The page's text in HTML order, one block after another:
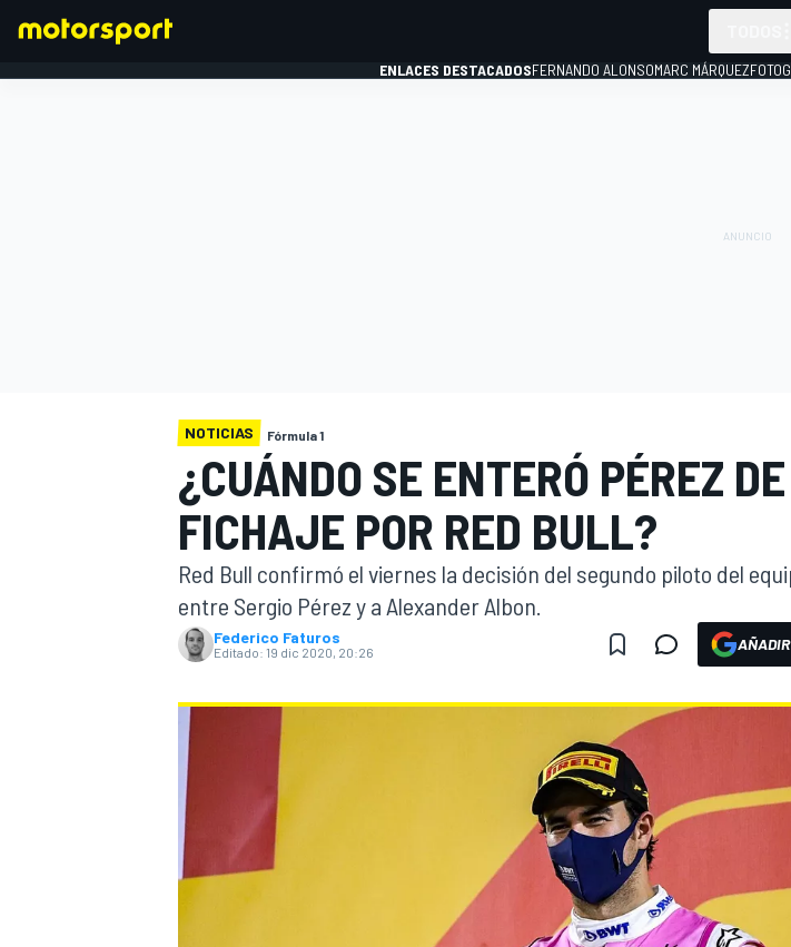
WEC FÓRMULA E
ENLACES DESTACADOSFERNANDO ALONSOMARC MÁRQUEZ
NOTICIAS Fórmula 1
¿CUÁNDO SE ENTERÓ PÉREZ
FICHAJE POR RED BULL?
Red Bull confirmó el viernes la decisión del segundo piloto del
entre Sergio Pérez y a Alexander Albon.
Federico Faturos
Editado: 19 dic 2020, 20:26